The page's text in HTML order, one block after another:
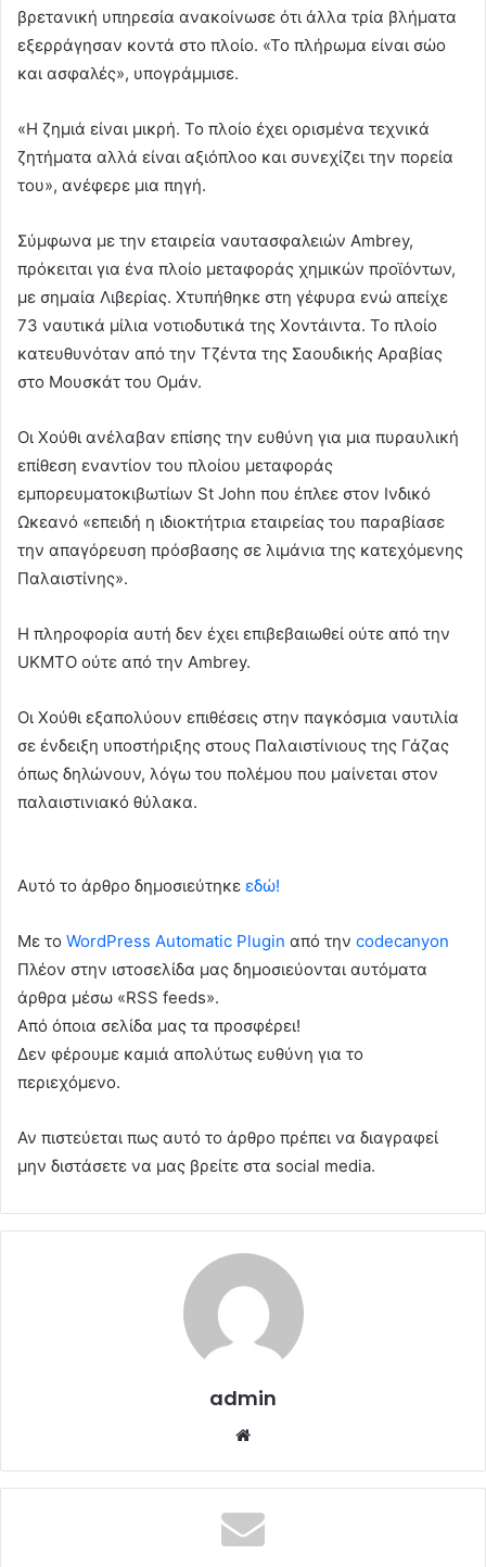
βρετανική υπηρεσία ανακοίνωσε ότι άλλα τρία βλήματα
εξερράγησαν κοντά στο πλοίο. «Το πλήρωμα είναι σώο
και ασφαλές», υπογράμμισε.
«Η ζημιά είναι μικρή. Το πλοίο έχει ορισμένα τεχνικά
ζητήματα αλλά είναι αξιόπλοο και συνεχίζει την πορεία
του», ανέφερε μια πηγή.
Σύμφωνα με την εταιρεία ναυτασφαλειών Ambrey,
πρόκειται για ένα πλοίο μεταφοράς χημικών προϊόντων,
με σημαία Λιβερίας. Χτυπήθηκε στη γέφυρα ενώ απείχε
73 ναυτικά μίλια νοτιοδυτικά της Χοντάιντα. Το πλοίο
κατευθυνόταν από την Τζέντα της Σαουδικής Αραβίας
στο Μουσκάτ του Ομάν.
Οι Χούθι ανέλαβαν επίσης την ευθύνη για μια πυραυλική
επίθεση εναντίον του πλοίου μεταφοράς
εμπορευματοκιβωτίων St John που έπλεε στον Ινδικό
Ωκεανό «επειδή η ιδιοκτήτρια εταιρείας του παραβίασε
την απαγόρευση πρόσβασης σε λιμάνια της κατεχόμενης
Παλαιστίνης».
Η πληροφορία αυτή δεν έχει επιβεβαιωθεί ούτε από την
UKMTO ούτε από την Ambrey.
Οι Χούθι εξαπολύουν επιθέσεις στην παγκόσμια ναυτιλία
σε ένδειξη υποστήριξης στους Παλαιστίνιους της Γάζας
όπως δηλώνουν, λόγω του πολέμου που μαίνεται στον
παλαιστινιακό θύλακα.
Αυτό το άρθρο δημοσιεύτηκε εδώ!
Με το WordPress Automatic Plugin από την codecanyon
Πλέον στην ιστοσελίδα μας δημοσιεύονται αυτόματα
άρθρα μέσω «RSS feeds».
Από όποια σελίδα μας τα προσφέρει!
Δεν φέρουμε καμιά απολύτως ευθύνη για το
περιεχόμενο.
Αν πιστεύεται πως αυτό το άρθρο πρέπει να διαγραφεί
μην διστάσετε να μας βρείτε στα social media.
admin